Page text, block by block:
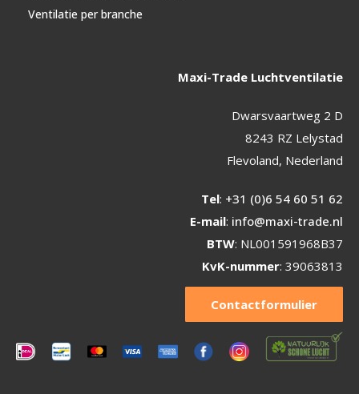
Ventilatie per branche
Maxi-Trade Luchtventilatie
Dwarsvaartweg 2 D
8243 RZ Lelystad
Flevoland, Nederland
Tel: +31 (0)6 54 60 51 62
E-mail: info@maxi-trade.nl
BTW: NL001591968B37
KvK-nummer: 39063813
Contactformulier